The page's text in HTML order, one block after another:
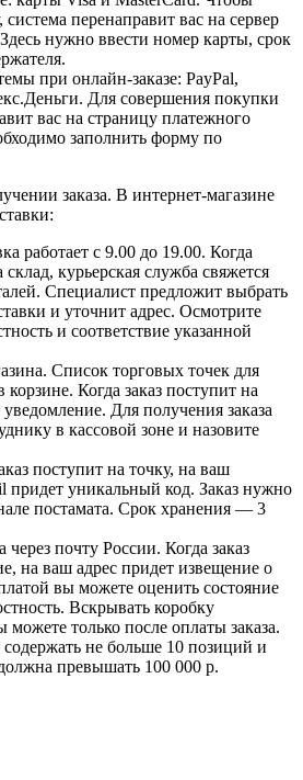
перенаправит вас на сервер
нужно ввести номер карты, срок
при онлайн-заказе: PayPal,
Для совершения покупки
вас на страницу платежного
заполнить форму по
заказа. В интернет-магазине
работает с 9.00 до 19.00. Когда
курьерская служба свяжется
Специалист предложит выбрать
и уточнит адрес. Осмотрите
и соответствие указанной
Список торговых точек для
Когда заказ поступит на
Для получения заказа
в кассовой зоне и назовите
поступит на точку, на ваш
придет уникальный код. Заказ нужно
постамата. Срок хранения — 3
через почту России. Когда заказ
на ваш адрес придет извещение о
вы можете оценить состояние
Вскрывать коробку
можете только после оплаты заказа.
не больше 10 позиций и
превышать 100 000 р.